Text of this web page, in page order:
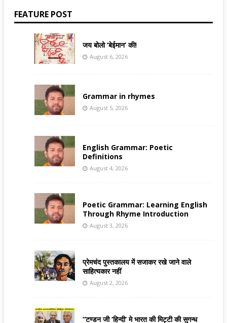
FEATURE POST
जय बोलो ‘बेईमान’ की!
August 6, 2026
Grammar in rhymes
August 5, 2026
English Grammar: Poetic
Definitions
August 4, 2026
Poetic Grammar: Learning English
Through Rhyme Introduction
August 3, 2026
प्रेमचंद पुस्तकालय में सजाकर रखे जाने वाले
साहित्यकार नहीं
August 2, 2026
“टण्डन जी ‘हिन्दी’ मे भारत की मिट्टी की सुगन्ध